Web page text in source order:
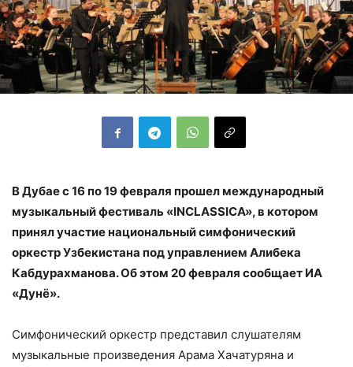
В Дубае с 16 по 19 февраля прошел международный
музыкальный фестиваль «INCLASSICA», в котором
принял участие национальный симфонический
оркестр Узбекистана под управлением Алибека
Кабдурахманова. Об этом 20 февраля сообщает ИА
«Дунё».
Симфонический оркестр представил слушателям
музыкальные произведения Арама Хачатуряна и